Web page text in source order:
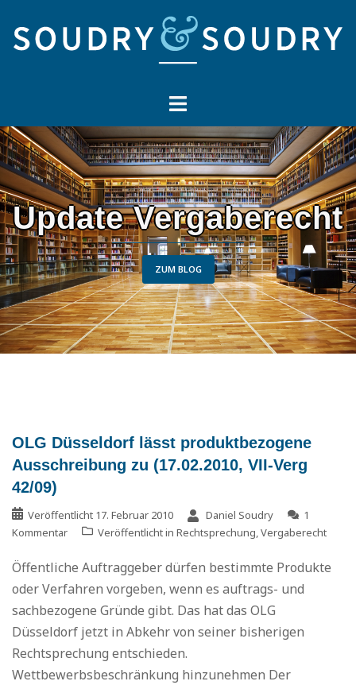
zum
Inhalt
Update Vergaberecht
ZUM BLOG
OLG Düsseldorf lässt produktbezogene
Ausschreibung zu (17.02.2010, VII-Verg
42/09)
Veröffentlicht 17. Februar 2010 Daniel Soudry
1
Kommentar
Veröffentlicht in Rechtsprechung,Vergaberecht
Öffentliche Auftraggeber dürfen bestimmte Produkte
oder Verfahren vorgeben, wenn es auftrags- und
sachbezogene Gründe gibt. Das hat das OLG
Düsseldorf jetzt in Abkehr von seiner bisherigen
Rechtsprechung entschieden.
Wettbewerbsbeschränkung hinzunehmen Der